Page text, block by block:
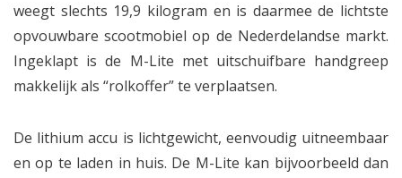
weegt slechts 19,9 kilogram en is daarmee de lichtste
opvouwbare scootmobiel op de Nederdelandse markt.
Ingeklapt is de M-Lite met uitschuifbare handgreep
makkelijk als “rolkoffer” te verplaatsen.
De lithium accu is lichtgewicht, eenvoudig uitneembaar
en op te laden in huis. De M-Lite kan bijvoorbeeld dan